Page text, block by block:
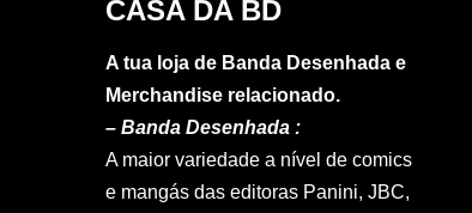
CASA DA BD
A tua loja de Banda Desenhada e
Merchandise relacionado.
– Banda Desenhada :
A maior variedade a nível de comics
e mangás das editoras Panini, JBC,